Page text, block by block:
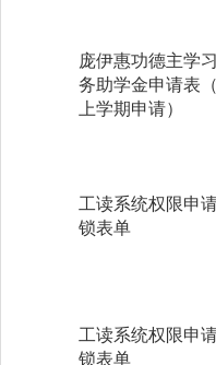
庞伊惠功德主学
务助学金申请表
上学期申请）
工读系统权限申
锁表单
工读系统权限申
锁表单